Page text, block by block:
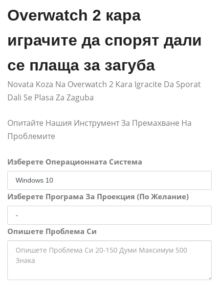
Overwatch 2 кара
играчите да спорят дали
се плаща за загуба
Novata Koza Na Overwatch 2 Kara Igracite Da Sporat
Dali Se Plasa Za Zaguba
Опитайте Нашия Инструмент За Премахване На
Проблемите
Изберете Операционната Система
Изберете Програма За Проекция (По Желание)
Опишете Проблема Си